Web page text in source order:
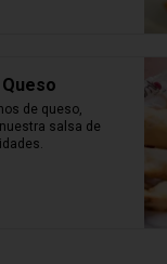
de queso,
salsa de